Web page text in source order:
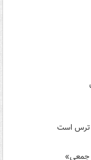
ترس است
جمعی»